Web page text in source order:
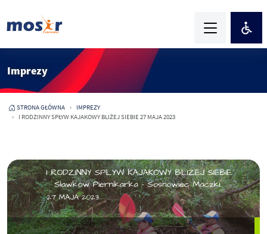
Imprezy
STRONA GŁÓWNA
IMPREZY
I RODZINNY SPŁYW KAJAKOWY BLIŻEJ SIEBIE 27 MAJA 2023